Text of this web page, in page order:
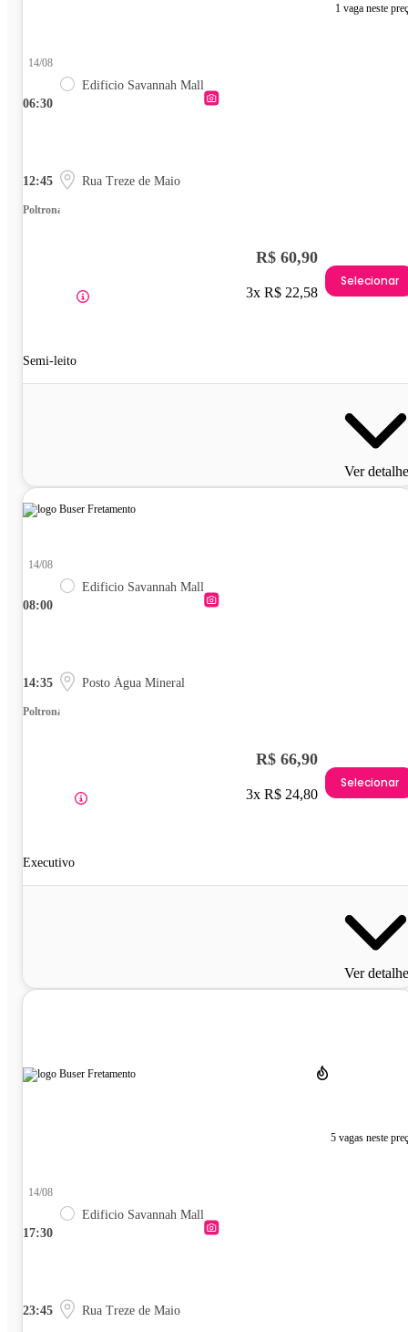
1 vaga neste
06:30
14/08
Edificio Savannah Mall
12:45 Rua Treze de Maio
Poltrona
Semi-leito
R$ 60,90
3x R$ 22,58
Selecionar
Ver
08:00
14/08
Edificio Savannah Mall
14:35 Posto Água Mineral
Poltrona
Executivo
R$ 66,90
3x R$ 24,80
Selecionar
Ver
5 vagas neste
17:30
14/08
Edificio Savannah Mall
23:45 Rua Treze de Maio